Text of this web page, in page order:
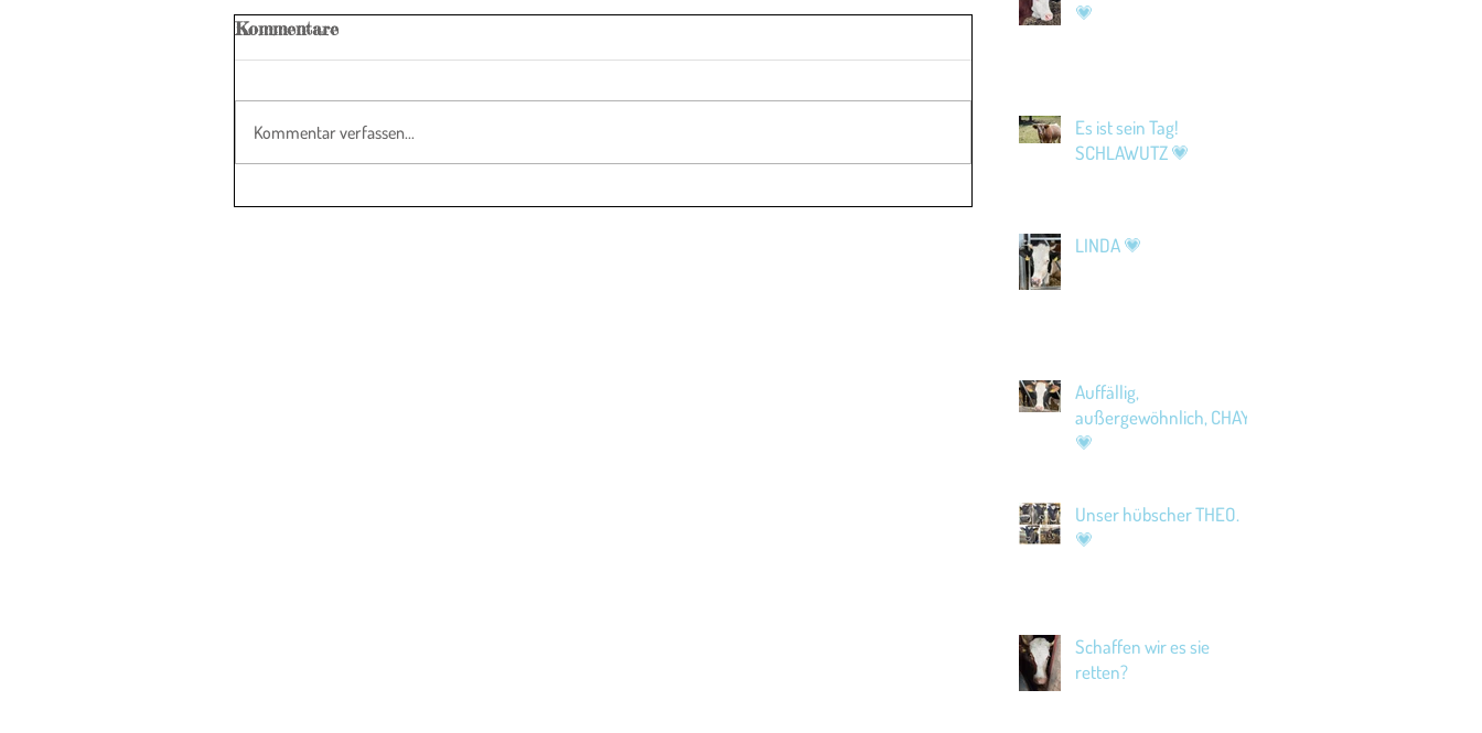
Kommentare
Kommentar verfassen...
💗
Es ist sein Tag!
SCHLAWUTZ 💗
LINDA 💗
Auffällig,
außergewöhnlich, CHAYA
💗
Unser hübscher THEO.
💗
Schaffen wir es sie
retten?